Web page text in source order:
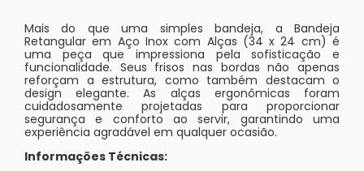
Mais do que uma simples bandeja, a Bandeja
Retangular em Aço Inox com Alças (34 x 24 cm) é
uma peça que impressiona pela sofisticação e
funcionalidade. Seus frisos nas bordas não apenas
reforçam a estrutura, como também destacam o
design elegante. As alças ergonômicas foram
cuidadosamente projetadas para proporcionar
segurança e conforto ao servir, garantindo uma
experiência agradável em qualquer ocasião.
Informações Técnicas: